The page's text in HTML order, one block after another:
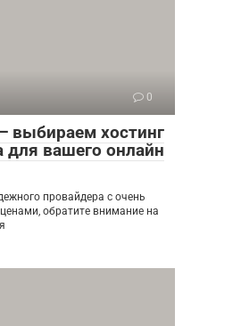
0
выбираем хостинг
для вашего онлайн
провайдера с очень
обратите внимание на